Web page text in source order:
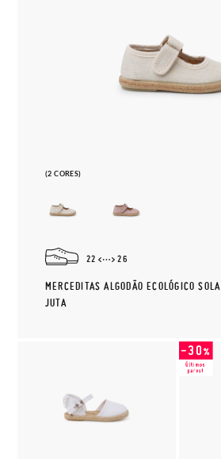
(2 CORES)
22 26
MERCEDITAS ALGODÃO ECOLÓGICO SOLA
JUTA